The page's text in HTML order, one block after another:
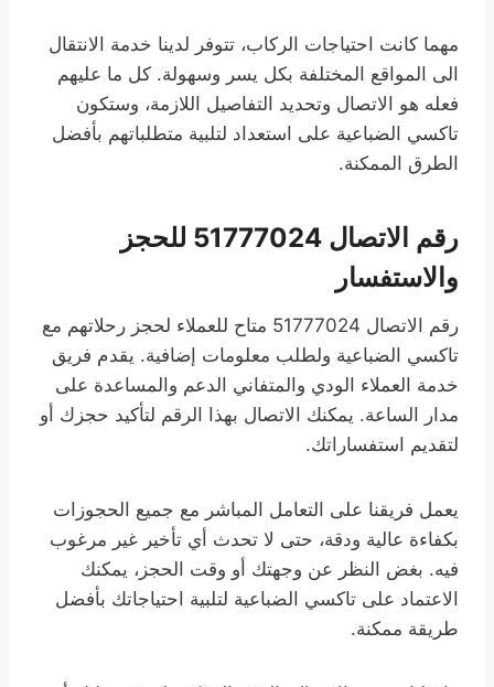
مهما كانت احتياجات الركاب، تتوفر لدينا خدمة الانتقال
الى المواقع المختلفة بكل يسر وسهولة. كل ما عليهم
فعله هو الاتصال وتحديد التفاصيل اللازمة، وستكون
تاكسي الضباعية على استعداد لتلبية متطلباتهم بأفضل
الطرق الممكنة.
رقم الاتصال 51777024 للحجز
والاستفسار
رقم الاتصال 51777024 متاح للعملاء لحجز رحلاتهم مع
تاكسي الضباعية ولطلب معلومات إضافية. يقدم فريق
خدمة العملاء الودي والمتفاني الدعم والمساعدة على
مدار الساعة. يمكنك الاتصال بهذا الرقم لتأكيد حجزك أو
لتقديم استفساراتك.
يعمل فريقنا على التعامل المباشر مع جميع الحجوزات
بكفاءة عالية ودقة، حتى لا تحدث أي تأخير غير مرغوب
فيه. بغض النظر عن وجهتك أو وقت الحجز، يمكنك
الاعتماد على تاكسي الضباعية لتلبية احتياجاتك بأفضل
طريقة ممكنة.